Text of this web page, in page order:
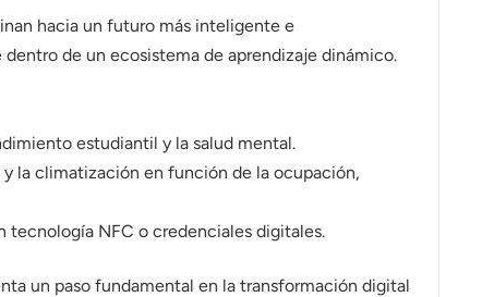
hacia un futuro más inteligente e
de un ecosistema de aprendizaje dinámico.
estudiantil y la salud mental.
la climatización en función de la ocupación,
tecnología NFC o credenciales digitales.
un paso fundamental en la transformación digital